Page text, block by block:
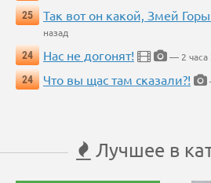
25
Так вот он какой, Змей
назад
24
Нас не догонят!
— 2 часа
24
Что вы щас там сказали?!
Лучшее в